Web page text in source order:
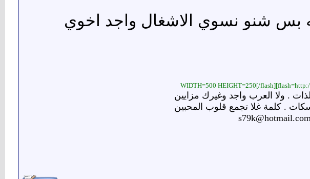
بس شنو نسوي الاشغال واجد اخوي
. ولا العرب واجد وغيرك مزايين
. كلمة غلا تجمع قلوب المحبين